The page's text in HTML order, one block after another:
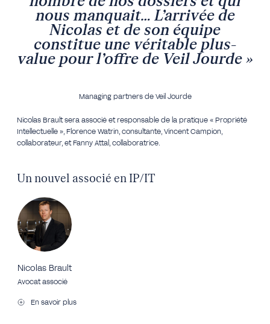
nous manquait… L’arrivée de
Nicolas et de son équipe
constitue une véritable plus-
value pour l’offre de Veil Jourde »
Managing partners de Veil Jourde
Nicolas Brault sera associé et responsable de la pratique « Propriété
Intellectuelle », Florence Watrin, consultante, Vincent Campion,
collaborateur, et Fanny Attal, collaboratrice.
Un nouvel associé en IP/IT
Nicolas Brault
Avocat associé
En savoir plus